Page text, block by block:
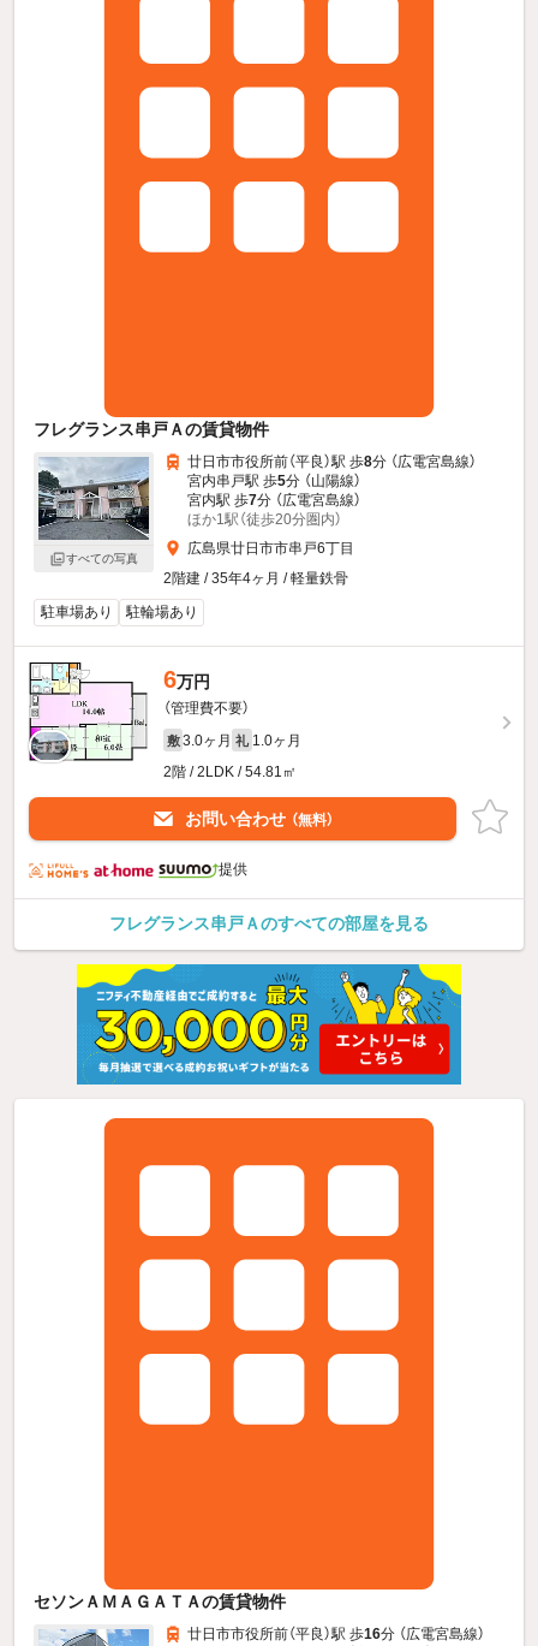
フレグランス串戸Ａの賃貸物件
すべての写真
廿日市市役所前（平良）駅 歩8分 （広電宮島線）
宮内串戸駅 歩5分 （山陽線）
宮内駅 歩7分 （広電宮島線）
ほか1駅（徒歩20分圏内）
広島県廿日市市串戸6丁目
2階建 / 35年4ヶ月 / 軽量鉄骨
駐車場あり
駐輪場あり
6万円
（管理費不要）
敷 3.0ヶ月 礼 1.0ヶ月
2階 / 2LDK / 54.81㎡
お問い合わせ （無料）
提供
フレグランス串戸Ａのすべての部屋を見る
セソンＡＭＡＧＡＴＡの賃貸物件
廿日市市役所前（平良）駅 歩16分 （広電宮島線）